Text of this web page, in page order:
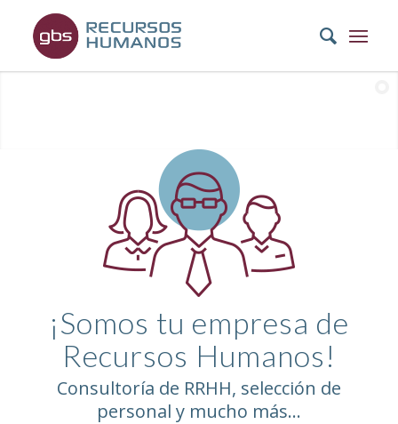
¡Somos tu empresa de
Recursos Humanos!
Consultoría de RRHH, selección de
personal y mucho más…